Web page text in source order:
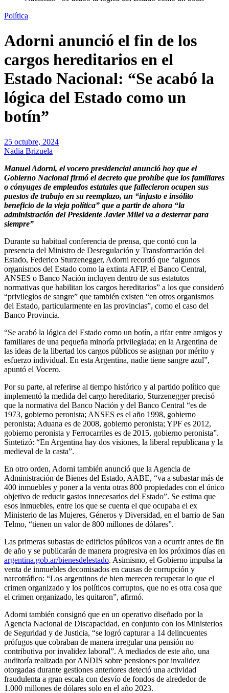
Política
Adorni anunció el fin de los
cargos hereditarios en el
Estado Nacional: “Se acabó la
lógica del Estado como un
botín”
25 octubre, 2024
Nadia Brizuela
Manuel Adorni, el vocero presidencial anunció hoy que el
Gobierno Nacional firmó el decreto que prohíbe que los familiares
o cónyuges de empleados estatales que fallecieron ocupen sus
puestos de trabajo en su reemplazo, un “injusto e insólito
beneficio de la vieja política” que a partir de ahora “la
administración del Presidente Javier Milei va a desterrar para
siempre”
Durante su habitual conferencia de prensa, que contó con la
presencia del Ministro de Desregulación y Transformación del
Estado, Federico Sturzenegger, Adorni recordó que “algunos
organismos del Estado como la extinta AFIP, el Banco Central,
ANSES o Banco Nación incluyen dentro de sus estatutos
normativas que habilitan los cargos hereditarios” a los que consideró
“privilegios de sangre” que también existen “en otros organismos
del Estado, particularmente en las provincias”, como el caso del
Banco Provincia.
“Se acabó la lógica del Estado como un botín, a rifar entre amigos y
familiares de una pequeña minoría privilegiada; en la Argentina de
las ideas de la libertad los cargos públicos se asignan por mérito y
esfuerzo individual. En esta Argentina, nadie tiene sangre azul”,
apuntó el Vocero.
Por su parte, al referirse al tiempo histórico y al partido político que
implementó la medida del cargo hereditario, Sturzenegger precisó
que la normativa del Banco Nación y del Banco Central “es de
1973, gobierno peronista; ANSES es el año 1998, gobierno
peronista; Aduana es de 2008, gobierno peronista; YPF es 2012,
gobierno peronista y Ferrocarriles es de 2015, gobierno peronista”.
Sintetizó: “En Argentina hay dos visiones, la liberal republicana y la
medieval de la casta”.
En otro orden, Adorni también anunció que la Agencia de
Administración de Bienes del Estado, AABE, “va a subastar más de
400 inmuebles y poner a la venta otras 800 propiedades con el único
objetivo de reducir gastos innecesarios del Estado”. Se estima que
esos inmuebles, entre los que se cuenta el que ocupaba el ex
Ministerio de las Mujeres, Géneros y Diversidad, en el barrio de San
Telmo, “tienen un valor de 800 millones de dólares”.
Las primeras subastas de edificios públicos van a ocurrir antes de fin
de año y se publicarán de manera progresiva en los próximos días en
argentina.gob.ar/bienesdelestado. Asimismo, el Gobierno impulsa la
venta de inmuebles decomisados en causas de corrupción y
narcotráfico: “Los argentinos de bien merecen recuperar lo que el
crimen organizado y los políticos corruptos, que no es otra cosa que
el crimen organizado, les quitaron”, afirmó.
Adorni también consignó que en un operativo diseñado por la
Agencia Nacional de Discapacidad, en conjunto con los Ministerios
de Seguridad y de Justicia, “se logró capturar a 14 delincuentes
prófugos que cobraban de manera irregular una pensión no
contributiva por invalidez laboral”. A mediados de este año, una
auditoría realizada por ANDIS sobre pensiones por invalidez
otorgadas durante gestiones anteriores detectó una actividad
fraudulenta a gran escala con desvío de fondos de alrededor de
1.000 millones de dólares solo en el año 2023.